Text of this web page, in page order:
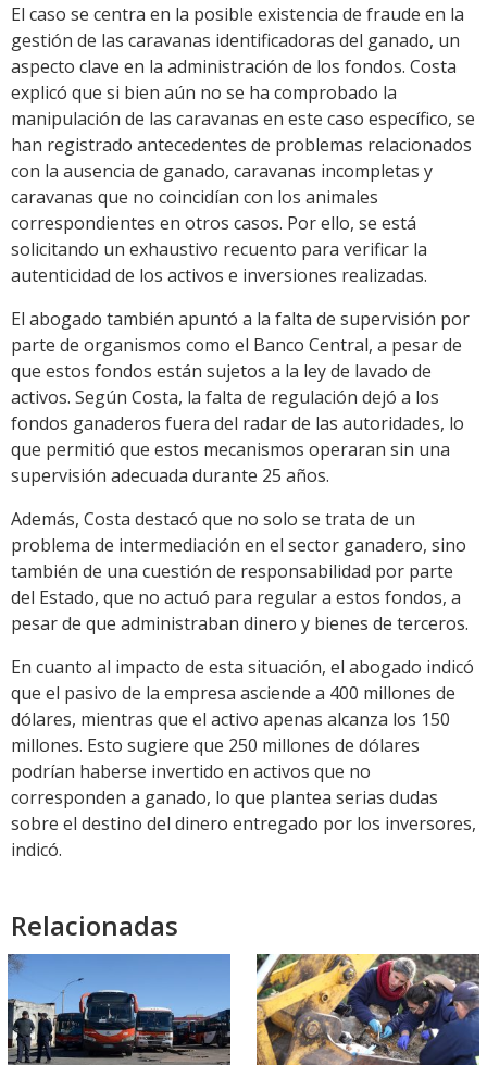
El caso se centra en la posible existencia de fraude en la
gestión de las caravanas identificadoras del ganado, un
aspecto clave en la administración de los fondos. Costa
explicó que si bien aún no se ha comprobado la
manipulación de las caravanas en este caso específico, se
han registrado antecedentes de problemas relacionados
con la ausencia de ganado, caravanas incompletas y
caravanas que no coincidían con los animales
correspondientes en otros casos. Por ello, se está
solicitando un exhaustivo recuento para verificar la
autenticidad de los activos e inversiones realizadas.
El abogado también apuntó a la falta de supervisión por
parte de organismos como el Banco Central, a pesar de
que estos fondos están sujetos a la ley de lavado de
activos. Según Costa, la falta de regulación dejó a los
fondos ganaderos fuera del radar de las autoridades, lo
que permitió que estos mecanismos operaran sin una
supervisión adecuada durante 25 años.
Además, Costa destacó que no solo se trata de un
problema de intermediación en el sector ganadero, sino
también de una cuestión de responsabilidad por parte
del Estado, que no actuó para regular a estos fondos, a
pesar de que administraban dinero y bienes de terceros.
En cuanto al impacto de esta situación, el abogado indicó
que el pasivo de la empresa asciende a 400 millones de
dólares, mientras que el activo apenas alcanza los 150
millones. Esto sugiere que 250 millones de dólares
podrían haberse invertido en activos que no
corresponden a ganado, lo que plantea serias dudas
sobre el destino del dinero entregado por los inversores,
indicó.
Relacionadas